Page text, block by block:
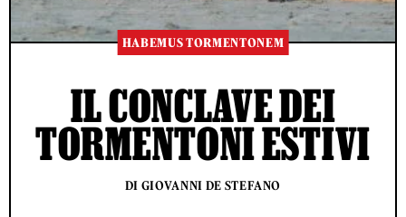
HABEMUS TORMENTONEM
IL CONCLAVE DEI
TORMENTONI ESTIVI
DI GIOVANNI DE STEFANO